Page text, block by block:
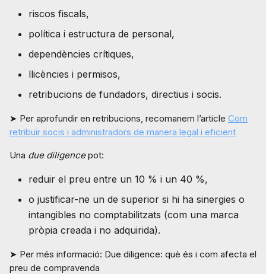
riscos fiscals,
política i estructura de personal,
dependències crítiques,
llicències i permisos,
retribucions de fundadors, directius i socis.
➤ Per aprofundir en retribucions, recomanem l’article Com
retribuir socis i administradors de manera legal i eficient
Una due diligencepot:
reduir el preu entre un 10 % i un 40 %,
o justificar-ne un de superior si hi ha sinergies o
intangibles no comptabilitzats (com una marca
pròpia creada i no adquirida).
➤ Per més informació: Due diligence: què és i com afecta el
preu de compravenda